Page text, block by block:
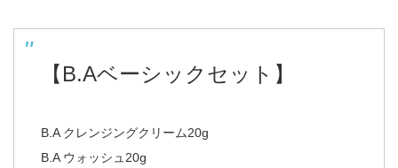
【B.Aベーシックセット】
B.A クレンジングクリーム20g
B.A ウォッシュ20g